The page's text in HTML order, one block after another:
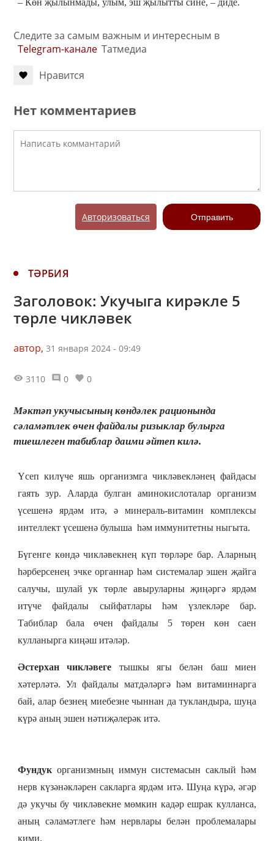
– Көн җылынмады, улым, эш җылытты сине, – диде.
Следите за самым важным и интересным в
Telegram-канале Татмедиа
Нравится
Нет комментариев
Авторизоваться Отправить
ТӘРБИЯ
Заголовок: Укучыга кирәкле 5
төрле чикләвек
автор, 31 января 2024 - 09:49
3110 0 0
Мәктәп укучысының көндәлек рационында
сәламәтлек өчен файдалы ризыклар булырга
тиешлеген табиблар даими әйтеп килә.
Үсеп килүче яшь организмга чикләвекләнең файдасы
гаять зур. Аларда булган аминокислоталар организм
үсешенә ярдәм итә, ә минераль-витамин комплексы
интеллект үсешенә булыша һәм иммунитетны ныгыта.
Бүгенге көндә чикләвекнең күп төрләре бар. Аларның
һәрберсенең эчке органнар һәм системалар эшен җайга
салучы, шулай ук төрле авыруларны җиңәргә ярдәм
итүче файдалы сыйфатлары һәм үзлекләре бар.
Табиблар бала өчен файдалы 5 төрен көн саен
кулланырга киңәш итәләр.
Әстерхан чикләвеге тышкы ягы белән баш миен
хәтерләтә. Ул файдалы матдәләргә һәм витаминнарга
бай, алар безнең миебезне чыннан да тукландыра, шуңа
күрә аның эшен нәтиҗәлерәк итә.
Фундук организмның иммун системасын саклый һәм
нерв күзәнәкләрен сакларга ярдәм итә. Шуңа күрә, әгәр
дә укучы бу чикләвекне мөмкин кадәр ешрак кулланса,
аның сәламәтлеге һәм нервлары белән проблемалары
кими.